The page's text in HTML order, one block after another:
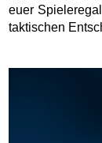
euer
taktischen